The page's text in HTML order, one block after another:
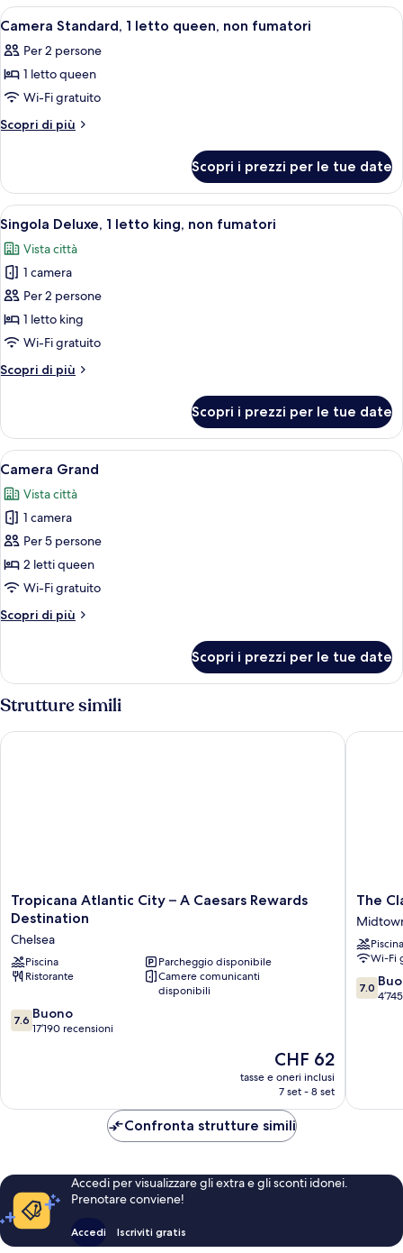
fumatori
letto
non
fumatori
Apri
tutte
le
foto
per
Camera
letto
queen,
non
fumatori
Una camera da letto con un letto,
6
Camera Standard, 1 letto queen, non fumatori
Per 2 persone
1 letto queen
Wi-Fi gratuito
Scopri di più
Altri
Standard,
letto
queen,
non
fumatori
Scopri i prezzi per le tue date
Apri
tutte
le
foto
per
Singola
Deluxe,
letto
fumatori
Una camera da letto con un letto a
9
Singola Deluxe, 1 letto king, non fumatori
Vista città
1 camera
Per 2 persone
1 letto king
Wi-Fi gratuito
Scopri di più
Altri
Deluxe,
letto
non
fumatori
Scopri i prezzi per le tue date
Apri
tutte
le
foto
per
Camera
Grand
Due letti matrimoniali con
7
Camera Grand
Vista città
1 camera
Per 5 persone
2 letti queen
Wi-Fi gratuito
Scopri di più
Altri
Grand
Scopri i prezzi per le tue date
Strutture simili
Tropicana
Atlantic
–
A
Caesars
Destination
Chelsea
Tropicana Atlantic City – A Caesars Rewards
Destination
Chelsea
Piscina
Parcheggio disponibile
Ristorante
Camere comunicanti
disponibili
7.6
su
7.6 Buono
17’190 recensioni
Il
prezzo
attuale
CHF 62
CHF 62
tasse e oneri inclusi
7 set - 8 set
Tropicana Atlantic City – A Caesars Rewards Destination
The
Claridge
Hotel
Sud
The
Piscina
Wi-Fi
7.0
su
7.0
The
Confronta strutture simili
Accedi per visualizzare gli extra e gli sconti idonei.
Prenotare conviene!
Accedi Iscriviti gratis